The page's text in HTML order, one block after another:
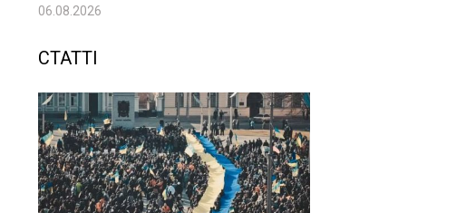
06.08.2026
СТАТТІ